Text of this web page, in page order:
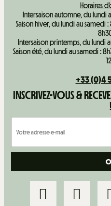
Horaires
Intersaison automne, du lundi
Saison hiver, du lundi au samedi :
Intersaison printemps, du lundi
Saison été, du lundi au samedi :
+33 (0)4
INSCRIVEZ-VOUS &
!